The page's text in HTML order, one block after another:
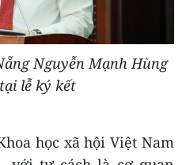
Nguyễn Mạnh Hùng
lễ ký kết
học xã hội Việt Nam